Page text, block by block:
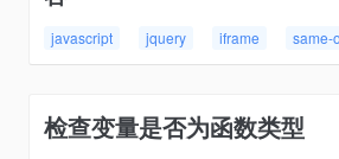
javascript jquery iframe same-
检查变量是否为函数类型